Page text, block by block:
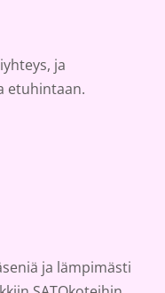
ja
etuhintaan.
ja lämpimästi